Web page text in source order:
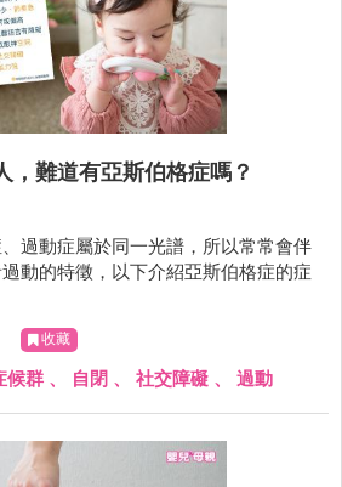
，難道有亞斯伯格症嗎？
過動症屬於同一光譜，所以常常會伴
動的特徵，以下介紹亞斯伯格症的症
收藏
候群 、 自閉 、 社交障礙 、 過動